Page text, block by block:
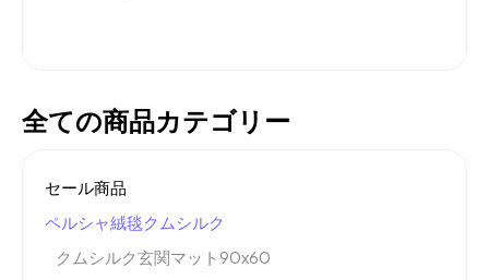
全ての商品カテゴリー
セール商品
ペルシャ絨毯クムシルク
クムシルク玄関マット90x60